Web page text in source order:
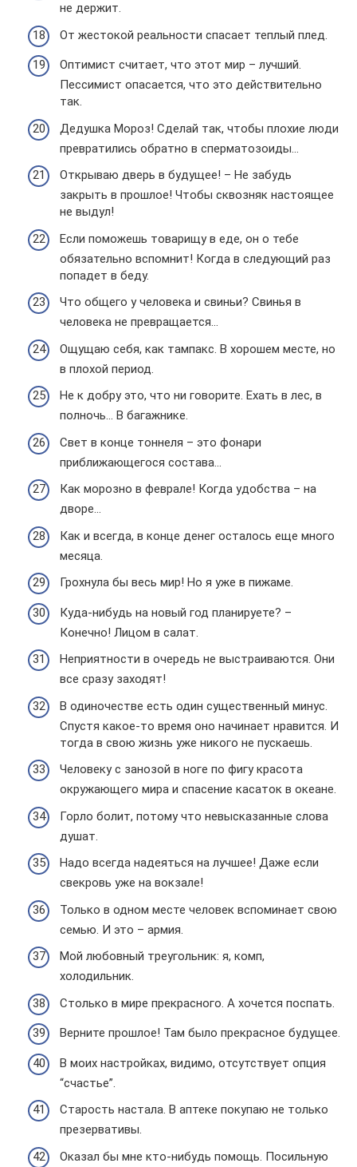
не держит.
От жестокой реальности спасает теплый плед.
Оптимист считает, что этот мир – лучший.
Пессимист опасается, что это действительно
так.
Дедушка Мороз! Сделай так, чтобы плохие люди
превратились обратно в сперматозоиды…
Открываю дверь в будущее! – Не забудь
закрыть в прошлое! Чтобы сквозняк настоящее
не выдул!
Если поможешь товарищу в еде, он о тебе
обязательно вспомнит! Когда в следующий раз
попадет в беду.
Что общего у человека и свиньи? Свинья в
человека не превращается…
Ощущаю себя, как тампакс. В хорошем месте, но
в плохой период.
Не к добру это, что ни говорите. Ехать в лес, в
полночь… В багажнике.
Свет в конце тоннеля – это фонари
приближающегося состава…
Как морозно в феврале! Когда удобства – на
дворе…
Как и всегда, в конце денег осталось еще много
месяца.
Грохнула бы весь мир! Но я уже в пижаме.
Куда-нибудь на новый год планируете? –
Конечно! Лицом в салат.
Неприятности в очередь не выстраиваются. Они
все сразу заходят!
В одиночестве есть один существенный минус.
Спустя какое-то время оно начинает нравится. И
тогда в свою жизнь уже никого не пускаешь.
Человеку с занозой в ноге по фигу красота
окружающего мира и спасение касаток в океане.
Горло болит, потому что невысказанные слова
душат.
Надо всегда надеяться на лучшее! Даже если
свекровь уже на вокзале!
Только в одном месте человек вспоминает свою
семью. И это – армия.
Мой любовный треугольник: я, комп,
холодильник.
Столько в мире прекрасного. А хочется поспать.
Верните прошлое! Там было прекрасное будущее.
В моих настройках, видимо, отсутствует опция
“счастье”.
Старость настала. В аптеке покупаю не только
презервативы.
Оказал бы мне кто-нибудь помощь. Посильную